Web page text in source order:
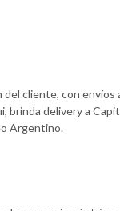
cliente, con
delivery a
Argentino.